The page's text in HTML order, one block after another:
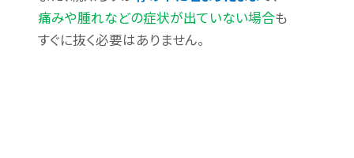
痛みや腫れなどの症状が出ていない場合も
すぐに抜く必要はありません。